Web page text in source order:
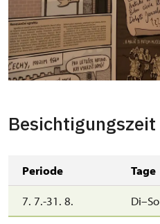
Besichtigungszeit
Periode Tage
7. 7.-31. 8. Di–So